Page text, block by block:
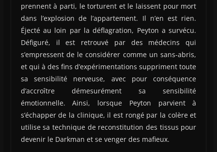
prennent à parti, le torturent et le laissent pour mort
dans l’explosion de l’appartement. Il n’en est rien.
Éjecté au loin par la déflagration, Peyton a survécu.
Défiguré, il est retrouvé par des médecins qui
s’empressent de le considérer comme un sans-abris,
et qui à des fins d’expérimentations suppriment toute
sa sensibilité nerveuse, avec pour conséquence
d’accroître démesurément sa sensibilité
émotionnelle. Ainsi, lorsque Peyton parvient à
s’échapper de la clinique, il est rongé par la colère et
utilise sa technique de reconstitution des tissus pour
devenir le Darkman et se venger des mafieux.